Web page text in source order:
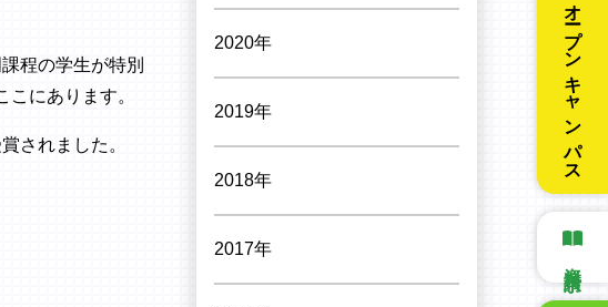
程の学生が特別
にあります。
されました。
2020年
2019年
2018年
2017年
オープンキャンパス